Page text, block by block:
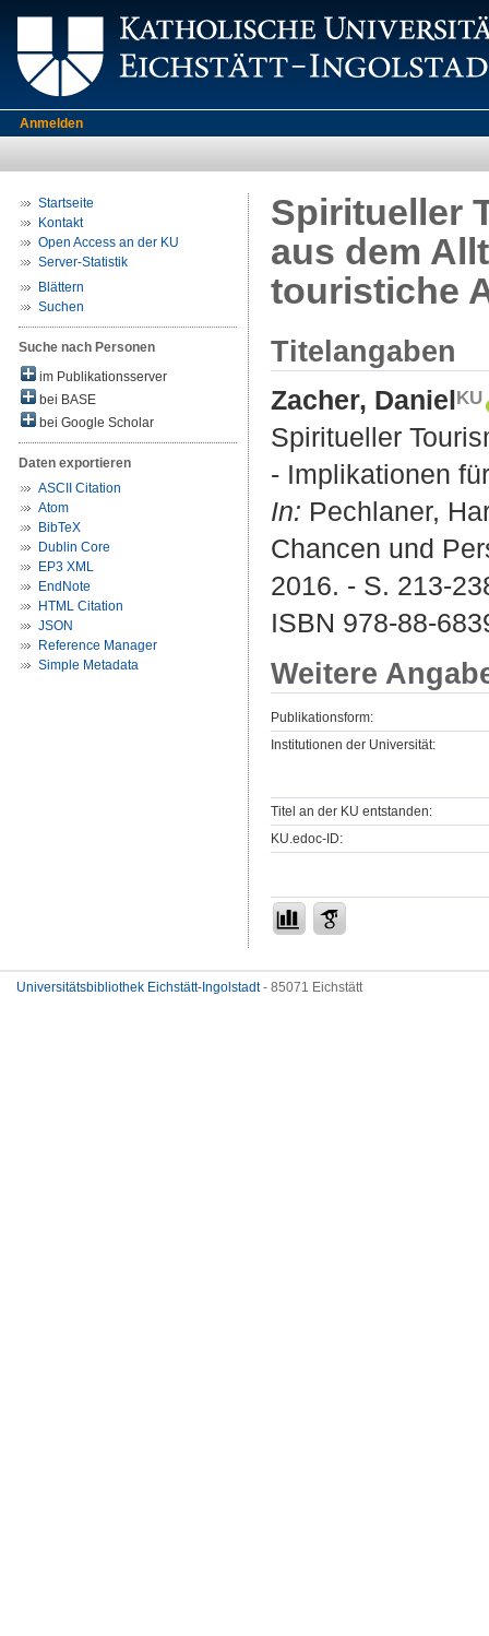
Anmelden
Startseite
Kontakt
Open Access an der KU
Server-Statistik
Blättern
Suchen
Suche nach Personen
im Publikationsserver
bei BASE
bei Google Scholar
Daten exportieren
ASCII Citation
Atom
BibTeX
Dublin Core
EP3 XML
EndNote
HTML Citation
JSON
Reference Manager
Simple Metadata
Spiritueller
aus dem
touristiche
Titelangaben
Zacher, Daniel
Spiritueller
- Implikationen
In: Pechlaner,
Chancen und
2016. - S. 213-
ISBN 978-88-
Weitere
Publikationsform:
Institutionen der Universität:
Titel an der KU entstanden:
KU.edoc-ID:
Universitätsbibliothek Eichstätt-Ingolstadt- 85071 Eichstätt